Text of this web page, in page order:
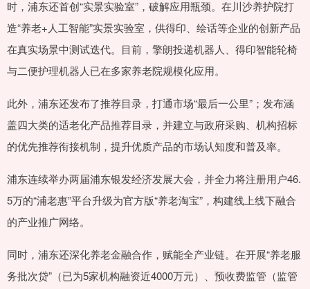
时，浦东还首创“实景实验室”，破解应用瓶颈。在川沙养护院打
造“养老+人工智能”实景实验室，供得印、绘话等企业的创新产品
在真实场景中测试迭代。目前，擎朗投递机器人、得印智能轮椅
与二便护理机器人已在多家养老院规模化应用。
此外，浦东还发布了推荐目录，打通市场“最后一公里”；发布涵
盖四大类的适老化产品推荐目录，并建立与政府采购、机构招标
的优先推荐衔接机制，提升优质产品的市场认知度和普及率。
浦东连续举办两届浦东银发经济发展大会，并全力将注册用户46.
5万的“浦老惠”平台升级为官方版“养老淘宝”，构建线上线下融合
的产业推广网络。
同时，浦东还深化养老金融合作，赋能全产业链。在开展“养老服
务批次贷”（已为5家机构融资近4000万元）、预收费监管（监管